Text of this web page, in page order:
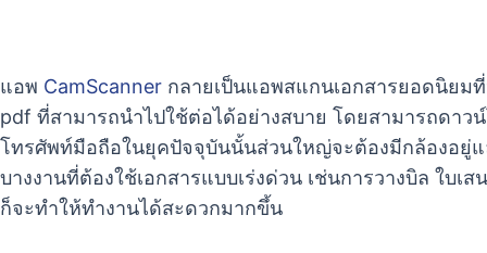
แอพ CamScanner กลายเป็นแอพสแกนเอกสารยอดนิยมที่
pdf ที่สามารถนำไปใช้ต่อได้อย่างสบาย โดยสามารถดาว
โทรศัพท์มือถือในยุคปัจจุบันนั้นส่วนใหญ่จะต้องมีกล้องอยู่แ
บางงานที่ต้องใช้เอกสารแบบเร่งด่วน เช่นการวางบิล ใ
ก็จะทำให้ทำงานได้สะดวกมากขึ้น